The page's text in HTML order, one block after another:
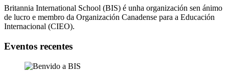
Britannia International School (BIS) é unha organización sen ánimo
de lucro e membro da Organización Canadense para a Educación
Internacional (CIEO).
Eventos recentes